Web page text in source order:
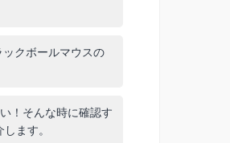
クボールマウスの
！そんな時に確認す
ます。